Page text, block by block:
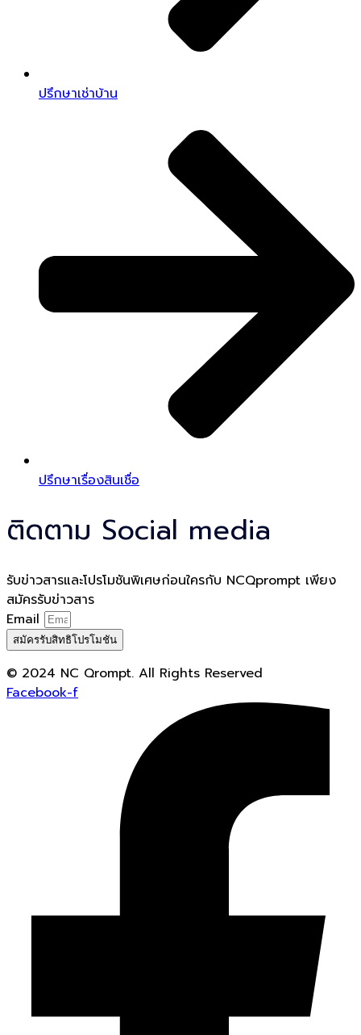
ปรึกษาเช่าบ้าน
ปรึกษาเรื่องสินเชื่อ
ติดตาม Social media
รับข่าวสารและโปรโมชันพิเศษก่อนใครกับ NCQprompt เพียง
สมัครรับข่าวสาร
Email
สมัครรับสิทธิโปรโมชัน
© 2024 NC Qrompt. All Rights Reserved
Facebook-f